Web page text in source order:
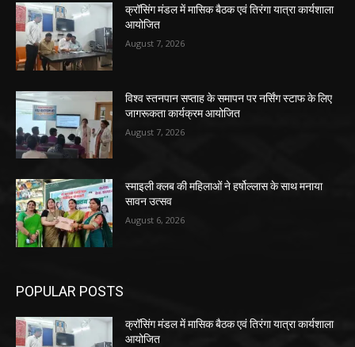
क्रॉसिंग मंडल में मासिक बैठक एवं तिरंगा यात्रा कार्यशाला
आयोजित
August 7, 2026
विश्व स्तनपान सप्ताह के समापन पर नर्सिंग स्टाफ के लिए
जागरूकता कार्यक्रम आयोजित
August 7, 2026
स्माइली क्लब की महिलाओं ने हर्षोल्लास के साथ मनाया
सावन उत्सव
August 6, 2026
POPULAR POSTS
क्रॉसिंग मंडल में मासिक बैठक एवं तिरंगा यात्रा कार्यशाला
आयोजित